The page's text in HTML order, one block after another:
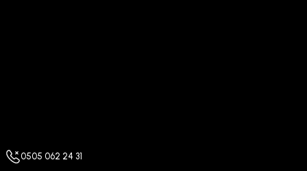
0505 062 24 31